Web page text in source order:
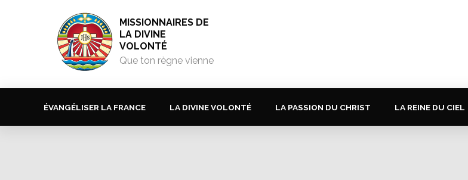
MISSIONNAIRES DE
LA DIVINE
VOLONTÉ
Que ton règne vienne
ÉVANGÉLISER LA FRANCE LA DIVINE VOLONTÉ LA PASSION DU CHRIST LA REINE DU CIEL